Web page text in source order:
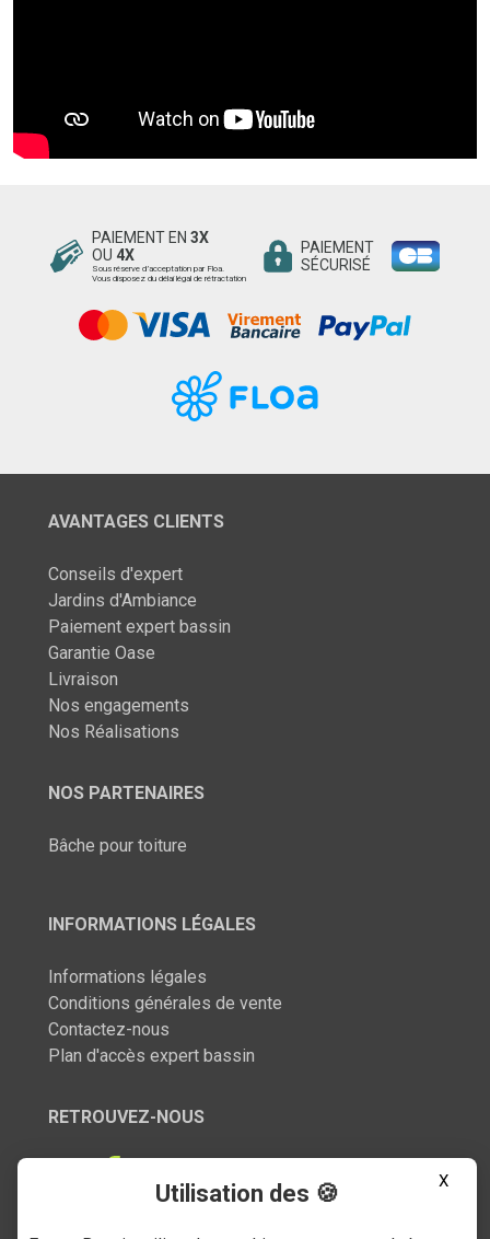
PAIEMENT EN 3X
OU 4X
Sous réserve d’acceptation par Floa.
Vous disposez du délai légal de rétractation
PAIEMENT
SÉCURISÉ
AVANTAGES CLIENTS
Conseils d'expert
Jardins d'Ambiance
Paiement expert bassin
Garantie Oase
Livraison
Nos engagements
Nos Réalisations
NOS PARTENAIRES
Bâche pour toiture
INFORMATIONS LÉGALES
Informations légales
Conditions générales de vente
Contactez-nous
Plan d'accès expert bassin
RETROUVEZ-NOUS
X
Utilisation des 🍪